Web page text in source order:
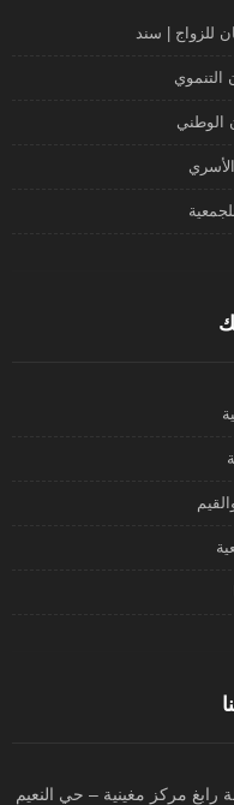
للزواج | سند
التنموي
الوطني
مركز مغينية – حي النعيم